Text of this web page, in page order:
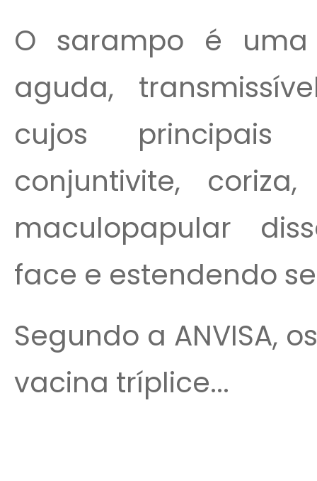
O sarampo é
aguda,
cujos principais
conjuntivite,
maculopapular
face e estendendo
Segundo a ANVISA,
vacina tríplice...